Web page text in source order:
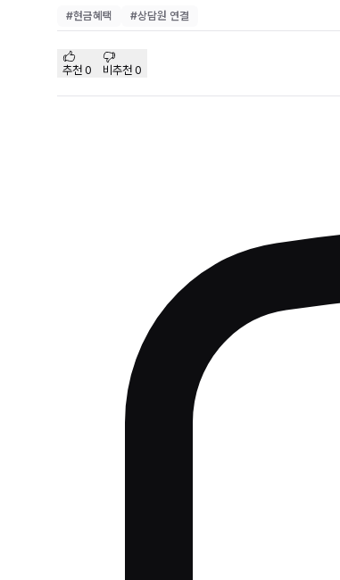
#현금혜택 #상담원 연결
추천 0 비추천 0